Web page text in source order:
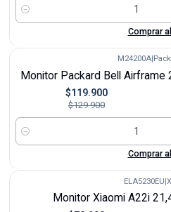
Cantidad
Comprar
M24200A|
Monitor Packard Bell Airframe
$119.900
$129.900
Cantidad
Comprar
ELA5230EU|
Monitor Xiaomi A22i